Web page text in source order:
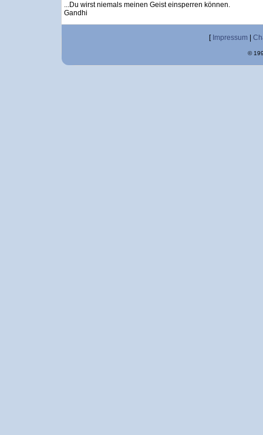
...Du wirst niemals meinen Geist einsperren können.
Gandhi
[ Impressum
©